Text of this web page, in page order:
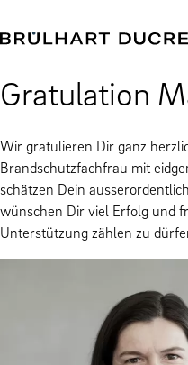
Gratulation
Wir gratulieren Dir ganz
Brandschutzfachfrau mit
schätzen Dein
wünschen Dir viel Erfolg und
Unterstützung zählen zu